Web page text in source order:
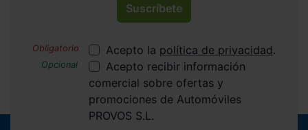
Suscríbete
Acepto la política de privacidad.
Acepto recibir información
comercial sobre ofertas y
promociones de Automóviles
PROVOS S.L.